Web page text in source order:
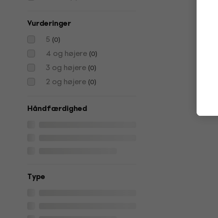
Vurderinger
5 (0)
4 og højere (0)
3 og højere (0)
2 og højere (0)
Håndfærdighed
Type